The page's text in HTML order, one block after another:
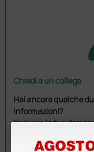
Chiedi a un collega
Hai ancora qualche
informazioni?
Invia ora la tua